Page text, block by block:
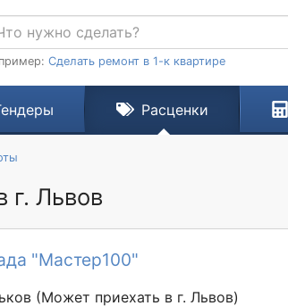
Сделать ремонт в 1-к квартире
Расценки
г. Львов
"Мастер100"
(Может приехать в г. Львов)